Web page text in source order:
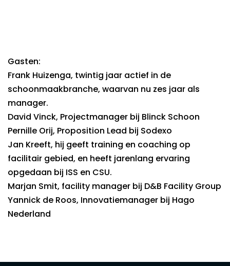
Gasten:
Frank Huizenga, twintig jaar actief in de
schoonmaakbranche, waarvan nu zes jaar als
manager.
David Vinck, Projectmanager bij Blinck Schoon
Pernille Orij, Proposition Lead bij Sodexo
Jan Kreeft, hij geeft training en coaching op
facilitair gebied, en heeft jarenlang ervaring
opgedaan bij ISS en CSU.
Marjan Smit, facility manager bij D&B Facility Group
Yannick de Roos, Innovatiemanager bij Hago
Nederland